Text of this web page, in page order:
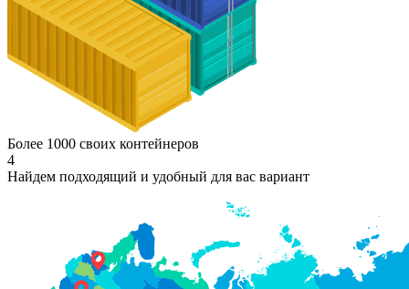
Более 1000 своих контейнеров
4
Найдем подходящий и удобный для вас вариант